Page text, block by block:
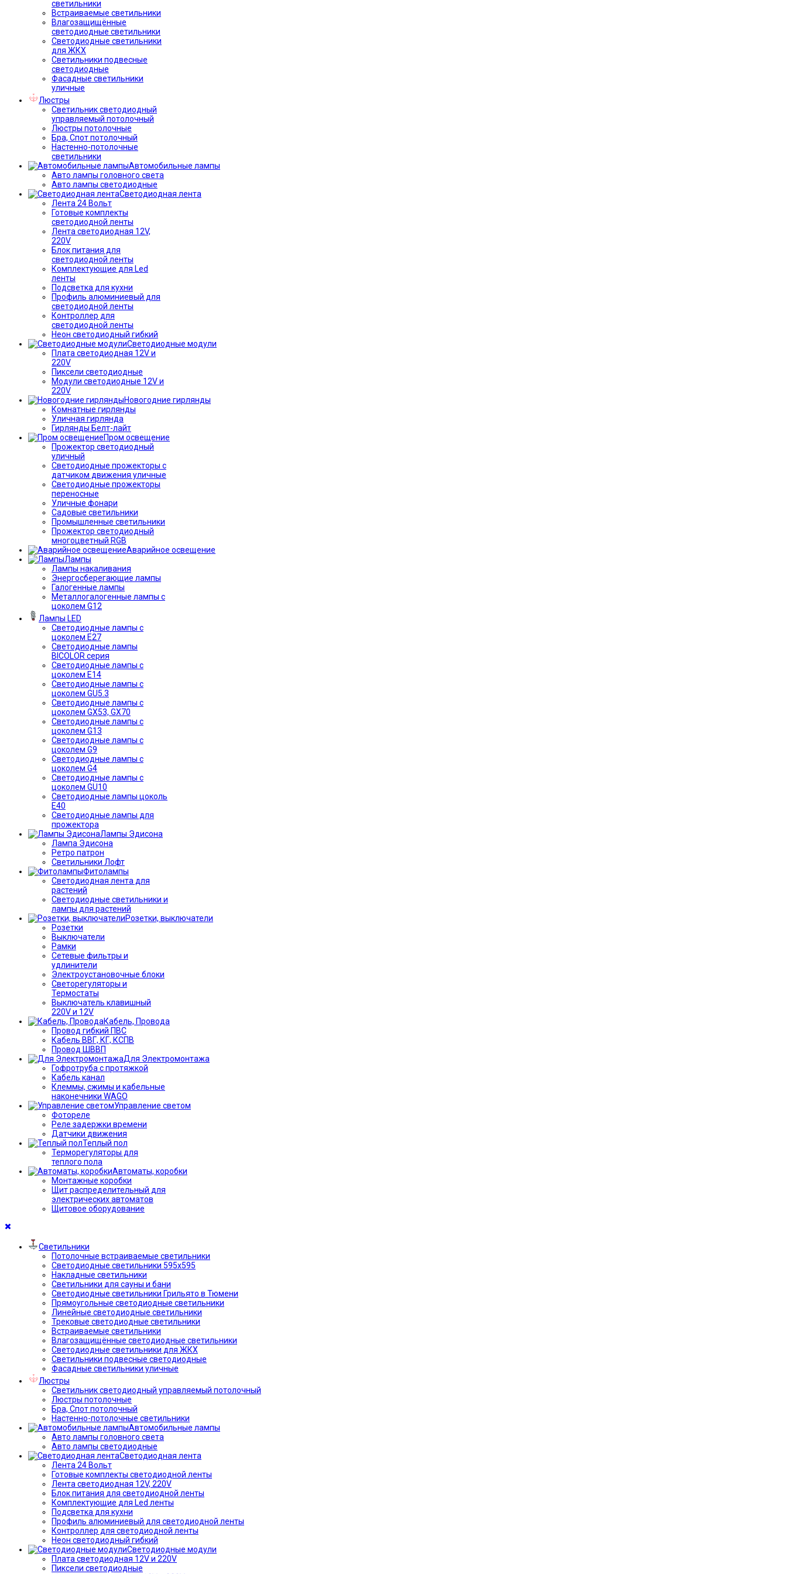
светильники
Встраиваемые светильники
Влагозащищённые
светодиодные светильники
Светодиодные светильники
для ЖКХ
Светильники подвесные
светодиодные
Фасадные светильники
уличные
Люстры
Светильник светодиодный
управляемый потолочный
Люстры потолочные
Бра, Спот потолочный
Настенно-потолочные
светильники
Автомобильные лампы
Авто лампы головного света
Авто лампы светодиодные
Светодиодная лента
Лента 24 Вольт
Готовые комплекты
светодиодной ленты
Лента светодиодная 12V,
220V
Блок питания для
светодиодной ленты
Комплектующие для Led
ленты
Подсветка для кухни
Профиль алюминиевый для
светодиодной ленты
Контроллер для
светодиодной ленты
Неон светодиодный гибкий
Светодиодные модули
Плата светодиодная 12V и
220V
Пиксели светодиодные
Модули светодиодные 12V и
220V
Новогодние гирлянды
Комнатные гирлянды
Уличная гирлянда
Гирлянды Белт-лайт
Пром освещение
Прожектор светодиодный
уличный
Светодиодные прожекторы с
датчиком движения уличные
Светодиодные прожекторы
переносные
Уличные фонари
Садовые светильники
Промышленные светильники
Прожектор светодиодный
многоцветный RGB
Аварийное освещение
Лампы
Лампы накаливания
Энергосберегающие лампы
Галогенные лампы
Металлогалогенные лампы с
цоколем G12
Лампы LED
Светодиодные лампы с
цоколем E27
Светодиодные лампы
BICOLOR серия
Светодиодные лампы с
цоколем E14
Светодиодные лампы с
цоколем GU5.3
Светодиодные лампы с
цоколем GX53, GX70
Светодиодные лампы с
цоколем G13
Светодиодные лампы с
цоколем G9
Светодиодные лампы с
цоколем G4
Светодиодные лампы с
цоколем GU10
Светодиодные лампы цоколь
Е40
Светодиодные лампы для
прожектора
Лампы Эдисона
Лампа Эдисона
Ретро патрон
Светильники Лофт
Фитолампы
Светодиодная лента для
растений
Светодиодные светильники и
лампы для растений
Розетки, выключатели
Розетки
Выключатели
Рамки
Сетевые фильтры и
удлинители
Электроустановочные блоки
Светорегуляторы и
Термостаты
Выключатель клавишный
220V и 12V
Кабель, Провода
Провод гибкий ПВС
Кабель ВВГ, КГ, КСПВ
Провод ШВВП
Для Электромонтажа
Гофротруба с протяжкой
Кабель канал
Клеммы, сжимы и кабельные
наконечники WAGO
Управление светом
Фотореле
Реле задержки времени
Датчики движения
Теплый пол
Терморегуляторы для
теплого пола
Автоматы, коробки
Монтажные коробки
Щит распределительный для
электрических автоматов
Щитовое оборудование
Светильники
Потолочные встраиваемые светильники
Светодиодные светильники 595х595
Накладные светильники
Светильники для сауны и бани
Светодиодные светильники Грильято в Тюмени
Прямоугольные светодиодные светильники
Линейные светодиодные светильники
Трековые светодиодные светильники
Встраиваемые светильники
Влагозащищённые светодиодные светильники
Светодиодные светильники для ЖКХ
Светильники подвесные светодиодные
Фасадные светильники уличные
Люстры
Светильник светодиодный управляемый потолочный
Люстры потолочные
Бра, Спот потолочный
Настенно-потолочные светильники
Автомобильные лампы
Авто лампы головного света
Авто лампы светодиодные
Светодиодная лента
Лента 24 Вольт
Готовые комплекты светодиодной ленты
Лента светодиодная 12V, 220V
Блок питания для светодиодной ленты
Комплектующие для Led ленты
Подсветка для кухни
Профиль алюминиевый для светодиодной ленты
Контроллер для светодиодной ленты
Неон светодиодный гибкий
Светодиодные модули
Плата светодиодная 12V и 220V
Пиксели светодиодные